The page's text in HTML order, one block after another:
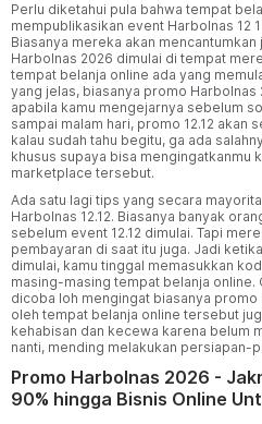
Perlu diketahui pula bahwa tempat
mempublikasikan event Harbolnas 12
Biasanya mereka akan
Harbolnas 2026 dimulai di tempat
tempat belanja online ada yang
yang jelas, biasanya promo
apabila kamu mengejarnya sebelum
sampai malam hari, promo 12.12 akan
kalau sudah tahu begitu, ga ada
khusus supaya bisa mengingatkanmu
marketplace tersebut.
Ada satu lagi tips yang secara
Harbolnas 12.12. Biasanya banyak
sebelum event 12.12 dimulai. Tapi
pembayaran di saat itu juga. Jadi
dimulai, kamu tinggal memasukkan
masing-masing tempat belanja online.
dicoba loh mengingat biasanya
oleh tempat belanja online tersebut
kehabisan dan kecewa karena belum
nanti, mending melakukan persiapan-
Promo Harbolnas 2026 -
90% hingga Bisnis Online